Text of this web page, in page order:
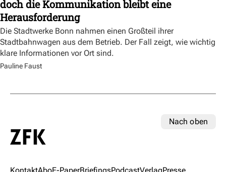
doch die Kommunikation bleibt eine
Herausforderung
Die Stadtwerke Bonn nahmen einen Großteil ihrer
Stadtbahnwagen aus dem Betrieb. Der Fall zeigt, wie wichtig
klare Informationen vor Ort sind.
Pauline Faust
Nach oben